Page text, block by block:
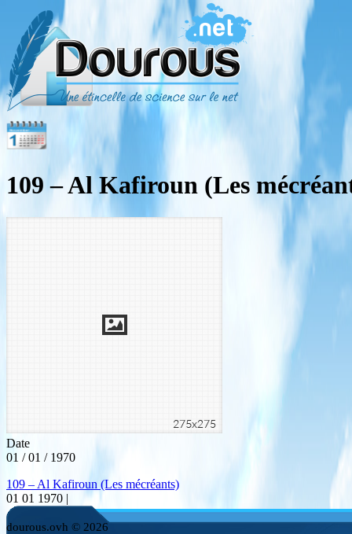
109 – Al Kafiroun (Les
Date
01 / 01 / 1970
109 – Al Kafiroun (Les mécréants)
01 01 1970 |
dourous.ovh © 2026